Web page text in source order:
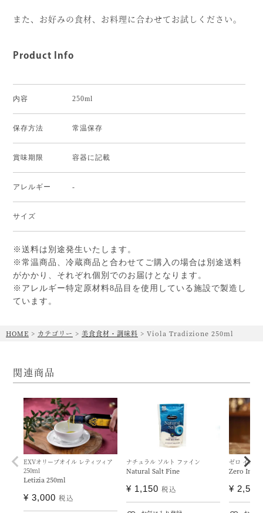
また、お好みの食材、お料理に合わせてお試しください。
Product Info
内容 250ml
保存方法 常温保存
賞味期限 容器に記載
アレルギー -
サイズ
※送料は別途発生いたします。
※常温商品、冷蔵商品と合わせてご購入の場合は別途送料
がかかり、それぞれ個別でのお届けとなります。
※アレルギー特定原材料8品目を使用している施設で製造し
ています。
HOME カテゴリー 美食食材・調味料 Viola Tradizione 250ml
関連商品
EXVオリーブオイル レティツィア
250ml
Letizia 250ml
¥ 3,000 税込
ナチュラル ソルト ファイン
Natural Salt Fine
¥ 1,150 税込
ゼロ インフ
Zero
¥ 2,500